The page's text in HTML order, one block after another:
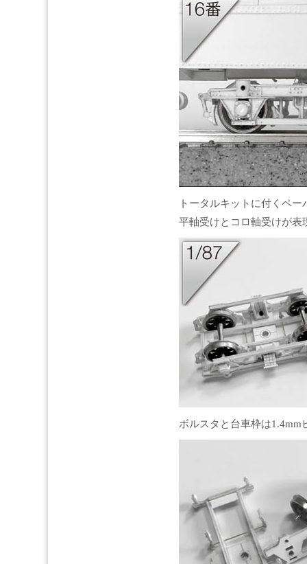
トータルキットに付くペ
平軸受けとコロ軸受けが表
ボルスタと台車枠は1.4mm